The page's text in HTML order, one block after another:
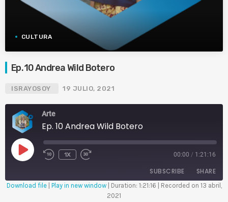
CULTURA
Ep. 10 Andrea Wild Botero
ISRAYOSOY 19 JULIO, 2021
Arte
Ep. 10 Andrea Wild Botero
P
P
I
1X 00:00 / 1:21:16
SUBSCRIBE SHARE
Download file| Play in new window| Duration: 1:21:16
Recorded on 13 abril,
2021